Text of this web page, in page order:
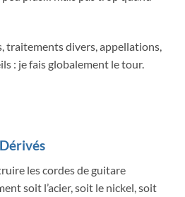
traitements divers, appellations,
: je fais globalement le tour.
les cordes de guitare
soit l’acier, soit le nickel, soit